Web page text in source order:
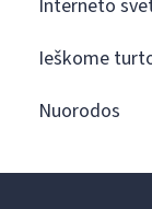
Interneto
Ieškome
Nuorodos